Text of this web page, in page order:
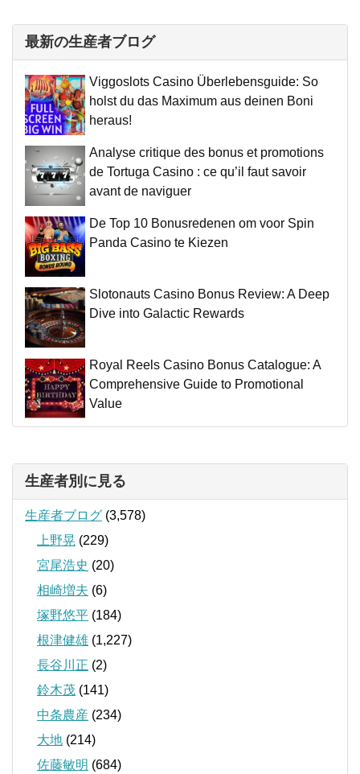
最新の生産者ブログ
Viggoslots Casino Überlebensguide: So
holst du das Maximum aus deinen Boni
heraus!
Analyse critique des bonus et promotions
de Tortuga Casino : ce qu’il faut savoir
avant de naviguer
De Top 10 Bonusredenen om voor Spin
Panda Casino te Kiezen
Slotonauts Casino Bonus Review: A Deep
Dive into Galactic Rewards
Royal Reels Casino Bonus Catalogue: A
Comprehensive Guide to Promotional
Value
生産者別に見る
生産者ブログ (3,578)
上野晃 (229)
宮尾浩史 (20)
相崎増夫 (6)
塚野悠平 (184)
根津健雄 (1,227)
長谷川正 (2)
鈴木茂 (141)
中条農産 (234)
大地 (214)
佐藤敏明 (684)